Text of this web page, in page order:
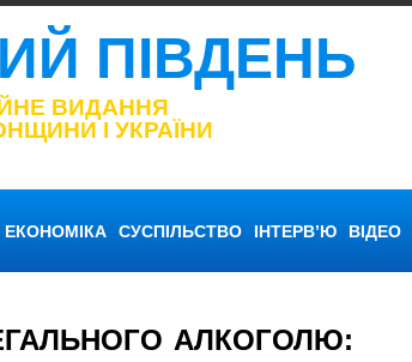
ПІВДЕНЬ
ВИДАННЯ
І УКРАЇНИ
ЕКОНОМІКА СУСПІЛЬСТВО ІНТЕРВ’Ю ВІДЕО
АЛКОГОЛЮ: